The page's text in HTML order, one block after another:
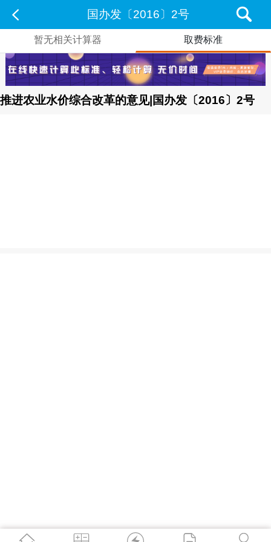
国办发〔2016〕2号
暂无相关计算器 取费标准
推进农业水价综合改革的意见|国办发〔2016〕2号